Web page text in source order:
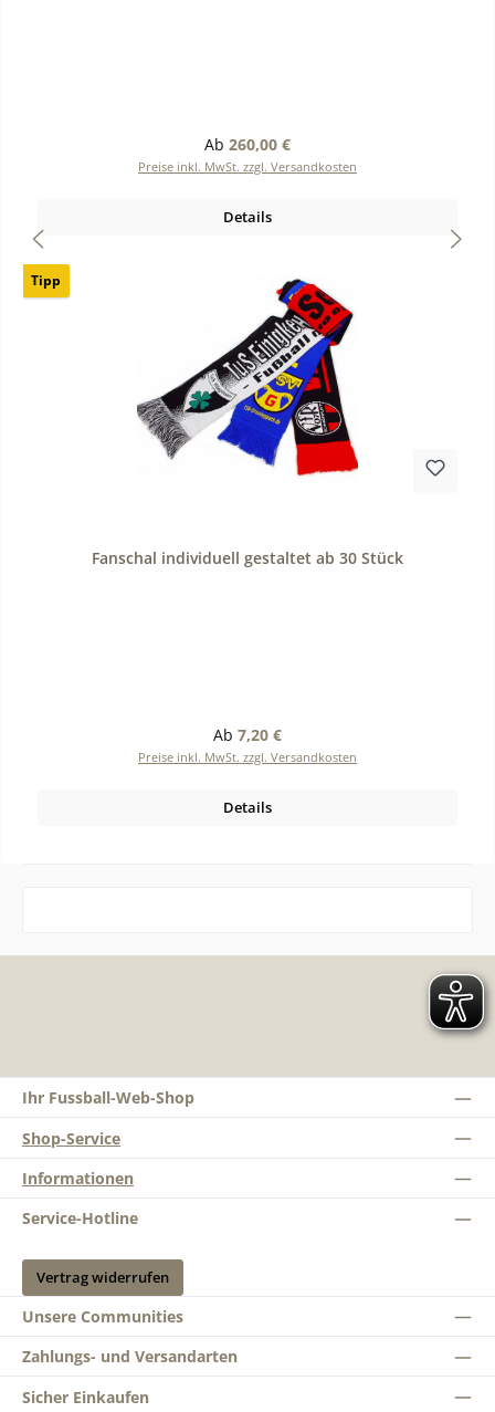
Regulärer Preis:
Ab 260,00 €
Preise inkl. MwSt. zzgl. Versandkosten
Details
Tipp
Fanschal individuell gestaltet ab 30 Stück
Regulärer Preis:
Ab 7,20 €
Preise inkl. MwSt. zzgl. Versandkosten
Details
Ihr Fussball-Web-Shop
Shop-Service
Informationen
Service-Hotline
Vertrag widerrufen
Unsere Communities
Zahlungs- und Versandarten
Sicher Einkaufen